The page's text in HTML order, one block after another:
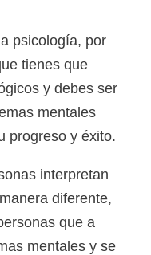
psicología, por
tienes que
y debes ser
mentales
progreso y éxito.
interpretan
diferente,
que a
mentales y se